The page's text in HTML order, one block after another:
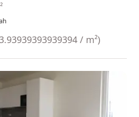
/ m²)